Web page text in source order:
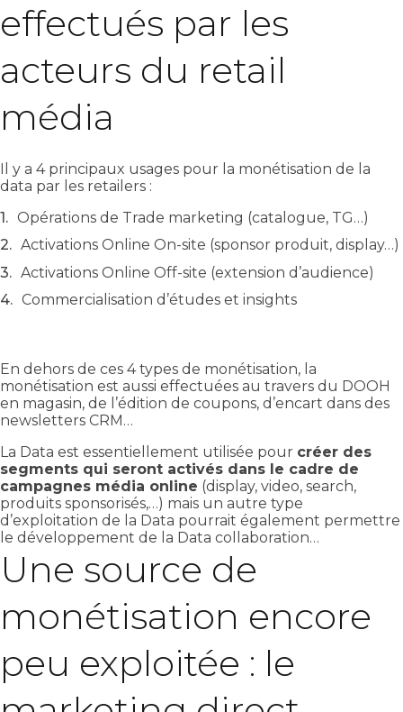
effectués par les
acteurs du retail
média
Il y a 4 principaux usages pour la monétisation de la
data par les retailers :
Opérations de Trade marketing (catalogue, TG…)
Activations Online On-site (sponsor produit, display…)
Activations Online Off-site (extension d’audience)
Commercialisation d’études et insights
En dehors de ces 4 types de monétisation, la
monétisation est aussi effectuées au travers du DOOH
en magasin, de l’édition de coupons, d’encart dans des
newsletters CRM…
La Data est essentiellement utilisée pour créer des
segments qui seront activés dans le cadre de
campagnes média online (display, video, search,
produits sponsorisés,…) mais un autre type
d’exploitation de la Data pourrait également permettre
le développement de la Data collaboration…
Une source de
monétisation encore
peu exploitée : le